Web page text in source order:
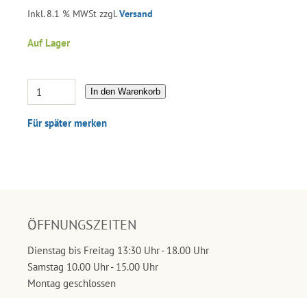
Inkl. 8.1 % MWSt zzgl.Versand
Auf Lager
In den Warenkorb
Für später merken
ÖFFNUNGSZEITEN
Dienstag bis Freitag 13:30 Uhr - 18.00 Uhr
Samstag 10.00 Uhr - 15.00 Uhr
Montag geschlossen